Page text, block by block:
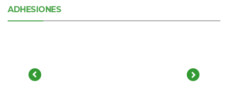
ADHESIONES